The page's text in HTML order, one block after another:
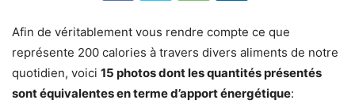
Afin de véritablement vous rendre compte ce que
représente 200 calories à travers divers aliments de notre
quotidien, voici 15 photos dont les quantités présentés
sont équivalentes en terme d’apport énergétique: